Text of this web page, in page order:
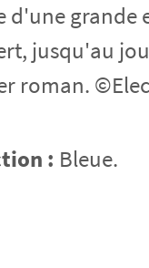
d'une grande
jusqu'au
roman.
: Bleue.